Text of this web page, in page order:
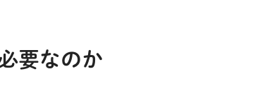
要なのか